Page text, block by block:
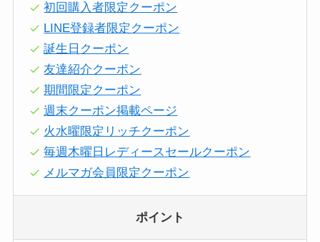
初回購入者限定クーポン
LINE登録者限定クーポン
誕生日クーポン
友達紹介クーポン
期間限定クーポン
週末クーポン掲載ページ
火水曜限定リッチクーポン
毎週木曜日レディースセールクーポン
メルマガ会員限定クーポン
ポイント